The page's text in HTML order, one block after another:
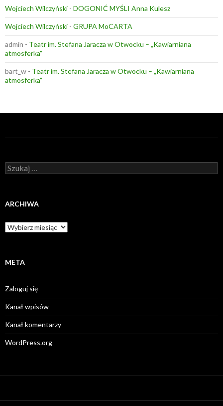
Wojciech Wilczyński - DOGONIĆ MYŚLI Anna Kulesz
Wojciech Wilczyński - GRUPA MoCARTA
admin - Teatr im. Stefana Jaracza w Otwocku – „Kawiarniana
atmosferka”
bart_w - Teatr im. Stefana Jaracza w Otwocku – „Kawiarniana
atmosferka”
Szukaj:
ARCHIWA
Archiwa
META
Zaloguj się
Kanał wpisów
Kanał komentarzy
WordPress.org